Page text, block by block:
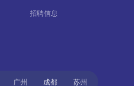
招聘信息
广州 成都 苏州